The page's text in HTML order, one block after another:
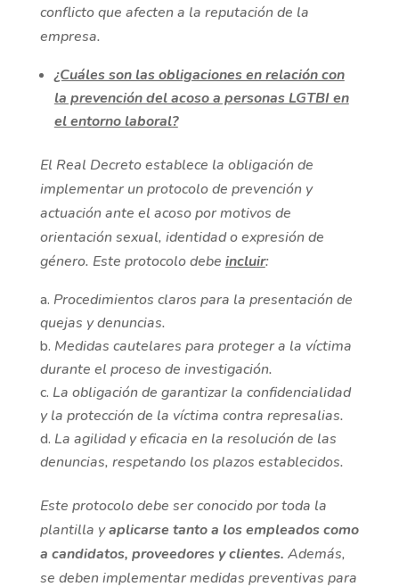
conflicto que afecten a la reputación de la
empresa.
¿Cuáles son las obligaciones en relación con
la prevención del acoso a personas LGTBI en
el entorno laboral?
El Real Decreto establece la obligación de
implementar un protocolo de prevención y
actuación ante el acoso por motivos de
orientación sexual, identidad o expresión de
género. Este protocolo debeincluir:
Procedimientos claros para la presentación de
quejas y denuncias.
Medidas cautelares para proteger a la víctima
durante el proceso de investigación.
La obligación de garantizar la confidencialidad
y la protección de la víctima contra represalias.
La agilidad y eficacia en la resolución de las
denuncias, respetando los plazos establecidos.
Este protocolo debe ser conocido por toda la
plantilla yaplicarse tanto a los empleados como
a candidatos, proveedores y clientes. Además,
se deben implementar medidas preventivas para